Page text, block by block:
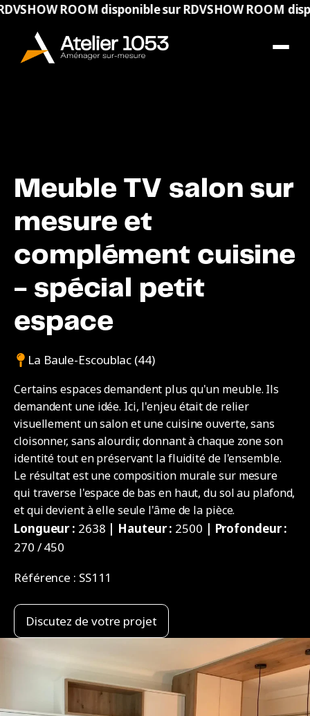
ROOM disponible sur RDVSHOW ROOM disponible
Meuble TV salon sur
mesure et
complément cuisine
- spécial petit
espace
La Baule-Escoublac (44)
Certains espaces demandent plus qu'un meuble. Ils
demandent une idée. Ici, l'enjeu était de relier
visuellement un salon et une cuisine ouverte, sans
cloisonner, sans alourdir, donnant à chaque zone son
identité tout en préservant la fluidité de l'ensemble.
Le résultat est une composition murale sur mesure
qui traverse l'espace de bas en haut, du sol au plafond,
et qui devient à elle seule l'âme de la pièce.
Longueur : 2638 | Hauteur : 2500 | Profondeur :
270 / 450
Référence : SS111
Discutez de votre projet